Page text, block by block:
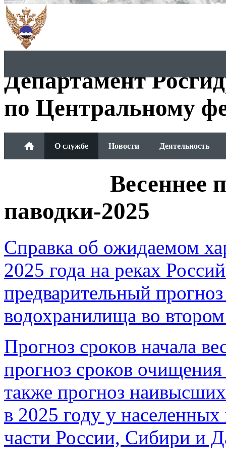
Департамент
по Центральному
О службе Новости Деятельность
Весеннее
паводки-2025
Справка об ожидаемом
2025 года на реках
предварительный
водохранилища во втором
Прогноз сроков начала
прогноз сроков
также прогноз
в 2025 году у населенных
части России, Сибири и